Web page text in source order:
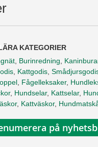
KATEGORIER
Burinredning
Kattgodis
Fågelleksaker,
, Hundselar, Kattselar,
, Kattväskor,
på